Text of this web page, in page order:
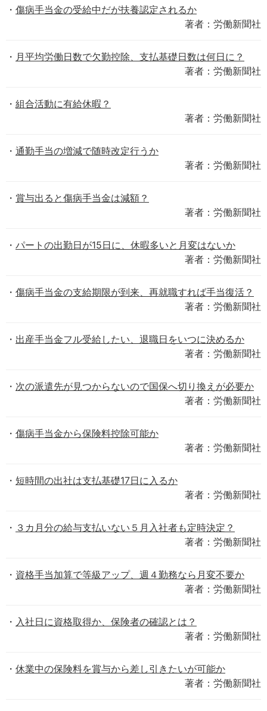
傷病手当金の受給中だが扶養認定されるか
著者：労働新聞社
月平均労働日数で欠勤控除、支払基礎日数は何日に？
著者：労働新聞社
組合活動に有給休暇？
著者：労働新聞社
通勤手当の増減で随時改定行うか
著者：労働新聞社
賞与出ると傷病手当金は減額？
著者：労働新聞社
パートの出勤日が15日に、休暇多いと月変はないか
著者：労働新聞社
傷病手当金の支給期限が到来、再就職すれば手当復活？
著者：労働新聞社
出産手当金フル受給したい、退職日をいつに決めるか
著者：労働新聞社
次の派遣先が見つからないので国保へ切り換えが必要か
著者：労働新聞社
傷病手当金から保険料控除可能か
著者：労働新聞社
短時間の出社は支払基礎17日に入るか
著者：労働新聞社
３カ月分の給与支払いない５月入社者も定時決定？
著者：労働新聞社
資格手当加算で等級アップ、週４勤務なら月変不要か
著者：労働新聞社
入社日に資格取得か、保険者の確認とは？
著者：労働新聞社
休業中の保険料を賞与から差し引きたいが可能か
著者：労働新聞社